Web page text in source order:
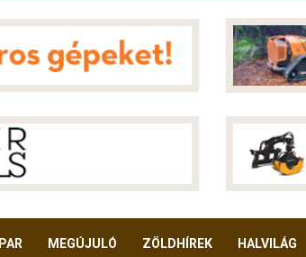
MEGÚJULÓ ZÖLDHÍREK HALVILÁG